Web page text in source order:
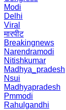
Modi
Delhi
Viral
मारपीट
Breakingnews
Narendramodi
Nitishkumar
Madhya_pradesh
Nsui
Madhyapradesh
Pmmodi
Rahulgandhi